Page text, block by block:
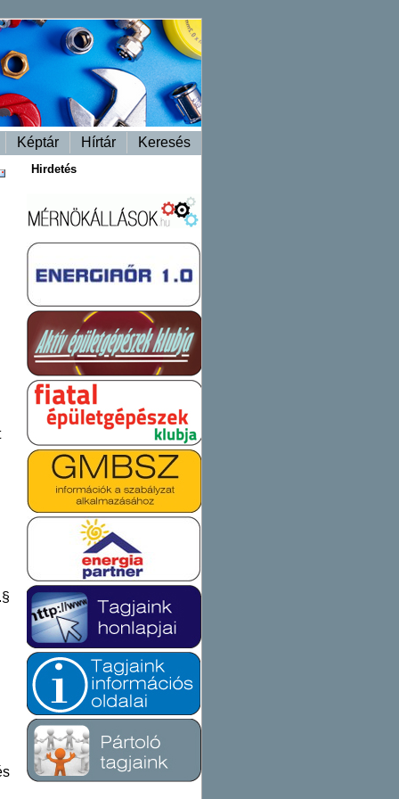
Képtár Hírtár Keresés
Hirdetés